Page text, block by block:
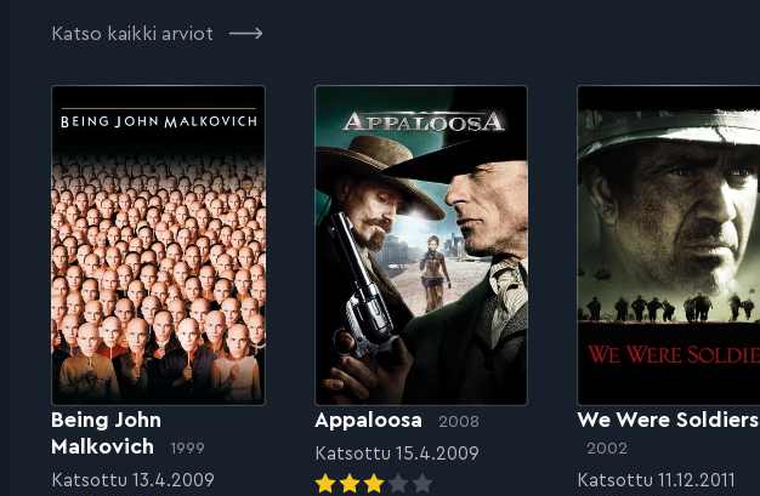
Katso kaikki arviot
Being John
Malkovich
1999
Katsottu 13.4.2009
Appaloosa 2008
Katsottu 15.4.2009
We Were Soldiers
2002
Katsottu 11.12.2011